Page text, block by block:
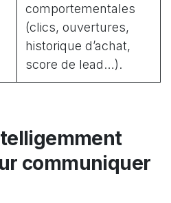
comportementales
(clics, ouvertures,
historique d’achat,
score de lead…).
communiquer